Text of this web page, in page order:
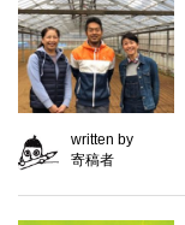
written by
寄稿者